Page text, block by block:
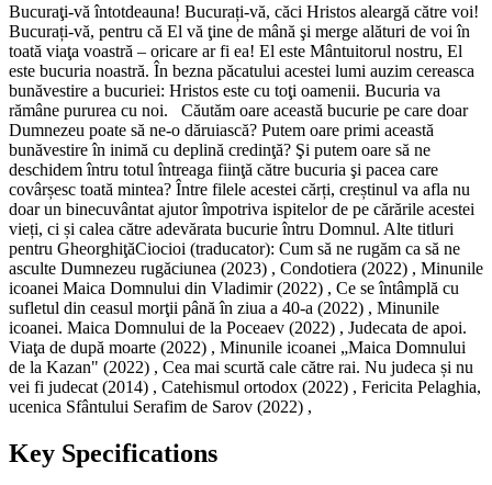
Bucuraţi-vă întotdeauna! Bucurați-vă, căci Hristos aleargă către voi!
Bucurați-vă, pentru că El vă ţine de mână şi merge alături de voi în
toată viaţa voastră – oricare ar fi ea! El este Mântuitorul nostru, El
este bucuria noastră. În bezna păcatului acestei lumi auzim cereasca
bunăvestire a bucuriei: Hristos este cu toţi oamenii. Bucuria va
rămâne pururea cu noi. Căutăm oare această bucurie pe care doar
Dumnezeu poate să ne-o dăruiască? Pu­tem oare primi această
bunăvestire în inimă cu deplină credinţă? Şi putem oare să ne
deschi­dem întru totul întreaga fiinţă către bucuria şi pacea care
covârșesc toată mintea? Între filele acestei cărți, creștinul va afla nu
doar un binecuvântat ajutor împotriva ispitelor de pe cărările acestei
vieți, ci și calea către adevărata bucurie întru Domnul. Alte titluri
pentru GheorghiţăCiocioi (traducator): Cum să ne rugăm ca să ne
asculte Dumnezeu rugăciunea (2023) , Condotiera (2022) , Minunile
icoanei Maica Domnului din Vladimir (2022) , Ce se întâmplă cu
sufletul din ceasul morţii până în ziua a 40-a (2022) , Minunile
icoanei. Maica Domnului de la Poceaev (2022) , Judecata de apoi.
Viaţa de după moarte (2022) , Minunile icoanei „Maica Domnului
de la Kazan" (2022) , Cea mai scurtă cale către rai. Nu judeca și nu
vei fi judecat (2014) , Catehismul ortodox (2022) , Fericita Pelaghia,
ucenica Sfântului Serafim de Sarov (2022) ,
Key Specifications